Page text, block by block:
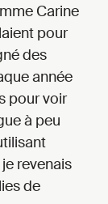
Carine
pour
des
année
pour voir
à peu
revenais
de